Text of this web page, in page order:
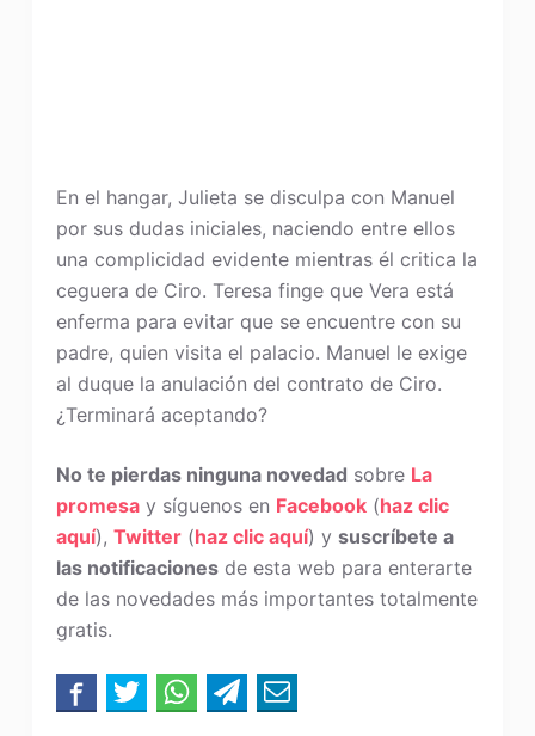
En el hangar, Julieta se disculpa con Manuel
por sus dudas iniciales, naciendo entre ellos
una complicidad evidente mientras él critica la
ceguera de Ciro. Teresa finge que Vera está
enferma para evitar que se encuentre con su
padre, quien visita el palacio. Manuel le exige
al duque la anulación del contrato de Ciro.
¿Terminará aceptando?
No te pierdas ninguna novedad sobre La
promesay síguenos en Facebook(haz clic
aquí), Twitter(haz clic aquí) y suscríbete a
las notificacionesde esta web para enterarte
de las novedades más importantes totalmente
gratis.